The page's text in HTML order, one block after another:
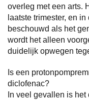
overleg met een arts.
laatste trimester, en
beschouwd als het
wordt het alleen
duidelijk opwegen
Is een
diclofenac?
In veel gevallen is